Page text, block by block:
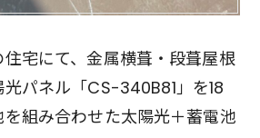
宅にて、金属横葺・段葺屋根
パネル「CS-340B81」を18
組み合わせた太陽光＋蓄電池